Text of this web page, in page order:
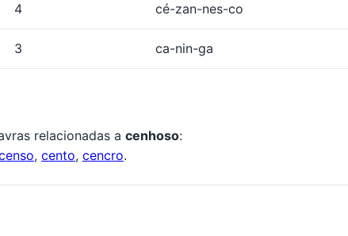
4 cé-zan-nes-co
3 ca-nin-ga
relacionadas a cenhoso:
, cento, cencro.